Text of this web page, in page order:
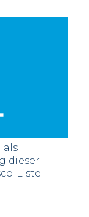
als
dieser
Liste